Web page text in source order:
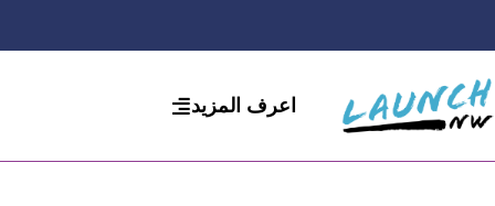
اعرف المزيد